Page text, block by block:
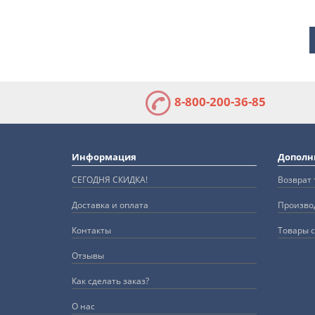
8-800-200-36-85
Информация
СЕГОДНЯ СКИДКА!
Доставка и оплата
Контакты
Отзывы
Как сделать заказ?
О нас
Возврат
Товары